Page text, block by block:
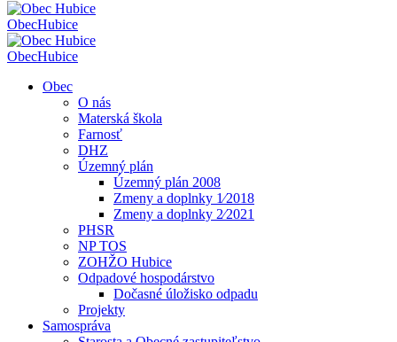
ObecHubice
ObecHubice
Obec
O nás
Materská škola
Farnosť
DHZ
Územný plán
Územný plán 2008
Zmeny a doplnky 1⁄2018
Zmeny a doplnky 2⁄2021
PHSR
NP TOS
ZOHŽO Hubice
Odpadové hospodárstvo
Dočasné úložisko odpadu
Projekty
Samospráva